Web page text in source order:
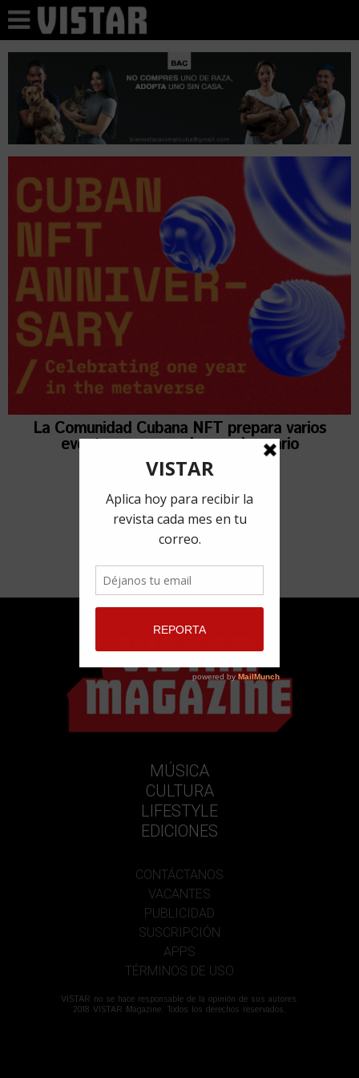
La Comunidad Cubana NFT prepara varios
eventos para su primer aniversario
10 marzo, 2022 porAdyz Lien Rivero
MÚSICA
CULTURA
LIFESTYLE
EDICIONES
CONTÁCTANOS
VACANTES
PUBLICIDAD
SUSCRIPCIÓN
APPS
TÉRMINOS DE USO
VISTAR no se hace responsable de la opinión de sus autores.
2018 VISTAR Magazine. Todos los derechos reservados.